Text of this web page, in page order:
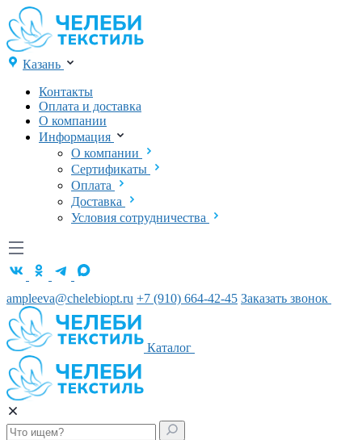
Казань
Контакты
Оплата и доставка
О компании
Информация
О компании
Сертификаты
Оплата
Доставка
Условия сотрудничества
ampleeva@chelebiopt.ru +7 (910) 664-42-45 Заказать звонок
Каталог